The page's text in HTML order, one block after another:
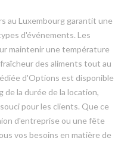
au Luxembourg garantit une
d'événements. Les
maintenir une température
des aliments tout au
d'Options est disponible
la durée de la location,
pour les clients. Que ce
d'entreprise ou une fête
vos besoins en matière de